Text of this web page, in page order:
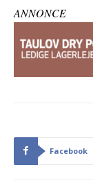
ANNONCE
Facebook